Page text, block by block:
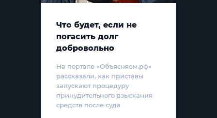
Что будет, если не
погасить долг
добровольно
На портале «Объясняем.рф»
рассказали, как приставы
запускают процедуру
принудительного взыскания
средств после суда